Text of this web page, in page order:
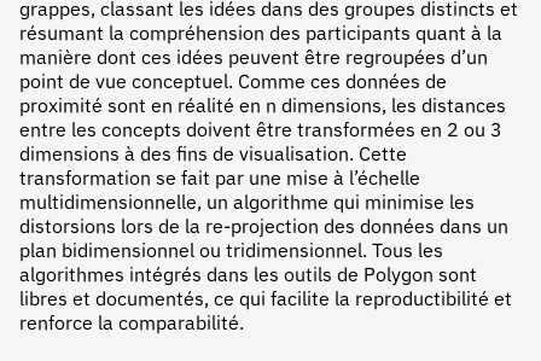
grappes, classant les idées dans des groupes distincts et
résumant la compréhension des participants quant à la
manière dont ces idées peuvent être regroupées d’un
point de vue conceptuel. Comme ces données de
proximité sont en réalité en n dimensions, les distances
entre les concepts doivent être transformées en 2 ou 3
dimensions à des fins de visualisation. Cette
transformation se fait par une mise à l’échelle
multidimensionnelle, un algorithme qui minimise les
distorsions lors de la re-projection des données dans un
plan bidimensionnel ou tridimensionnel. Tous les
algorithmes intégrés dans les outils de Polygon sont
libres et documentés, ce qui facilite la reproductibilité et
renforce la comparabilité.